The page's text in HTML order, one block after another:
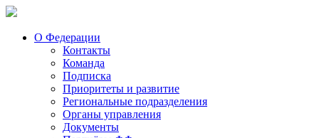
О Федерации
Контакты
Команда
Подписка
Приоритеты и развитие
Региональные подразделения
Органы управления
Документы